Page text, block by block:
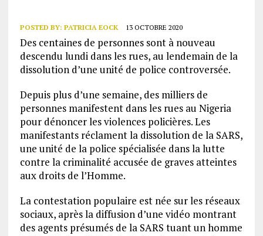
POSTED BY: PATRICIA EOCK 13 OCTOBRE 2020
Des centaines de personnes sont à nouveau
descendu lundi dans les rues, au lendemain de la
dissolution d’une unité de police controversée.
Depuis plus d’une semaine, des milliers de
personnes manifestent dans les rues au Nigeria
pour dénoncer les violences policières. Les
manifestants réclament la dissolution de la SARS,
une unité de la police spécialisée dans la lutte
contre la criminalité accusée de graves atteintes
aux droits de l’Homme.
La contestation populaire est née sur les réseaux
sociaux, après la diffusion d’une vidéo montrant
des agents présumés de la SARS tuant un homme